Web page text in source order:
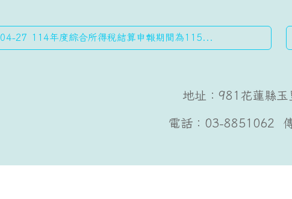
04-27 114年度綜合所得稅結算申報期間為115...
地址：981花蓮縣
電話：03-8851062